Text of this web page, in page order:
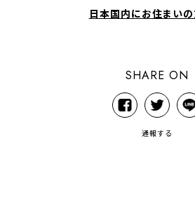
日本国内にお住まい
SHARE ON
通報する